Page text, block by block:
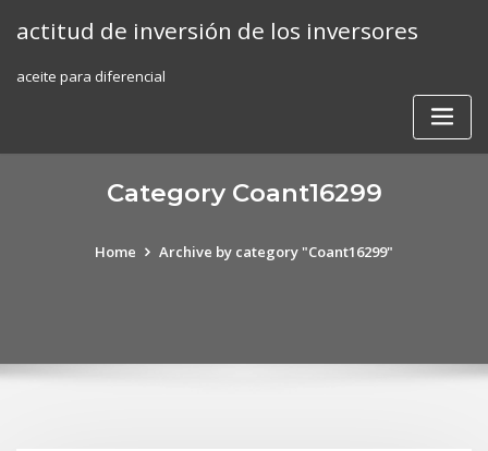
actitud de inversión de los inversores
aceite para diferencial
Category Coant16299
Home Archive by category "Coant16299"